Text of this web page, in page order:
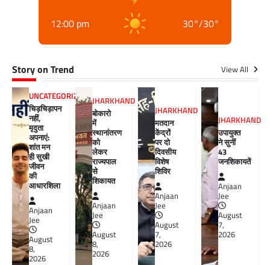
12:00 pm 30°/30°
Story on Trend View All
UNCATEGORIZED
चिड़चिड़ापन
नहीं,
मृदुता
अपनाएं:
शांत मन
ही सुखी
जीवन
की
आधारशिला
Anjaan
Jee
August
8,
2026
JHARKHAND
बोकारो
में
स्थानांतरण
को
लेकर
राज्यपाल
से
शिकायत
Anjaan
Jee
August
8,
2026
JHARKHAND
मतदान
केंद्रों
पर दो
दिवसीय
विशेष
शिविर
Anjaan
Jee
August
7,
2026
JHARKHAND
उपायुक्त
ने सुनीं
43
जनशिकायतें
Anjaan
Jee
August
7,
2026